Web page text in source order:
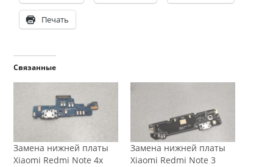
Печать
Связанные
Замена нижней платы
Xiaomi Redmi Note 4x
Замена нижней платы
Xiaomi Redmi Note 3